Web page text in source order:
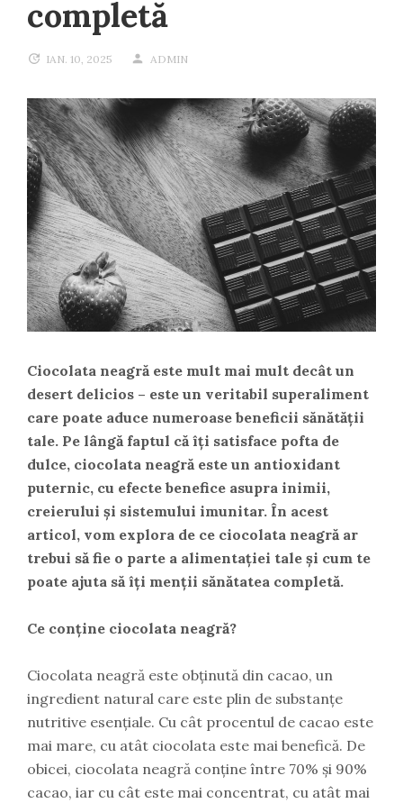
completă
IAN. 10, 2025 ADMIN
Ciocolata neagră este mult mai mult decât un
desert delicios – este un veritabil superaliment
care poate aduce numeroase beneficii sănătății
tale. Pe lângă faptul că îți satisface pofta de
dulce, ciocolata neagră este un antioxidant
puternic, cu efecte benefice asupra inimii,
creierului și sistemului imunitar. În acest
articol, vom explora de ce ciocolata neagră ar
trebui să fie o parte a alimentației tale și cum te
poate ajuta să îți menții sănătatea completă.
Ce conține ciocolata neagră?
Ciocolata neagră este obținută din cacao, un
ingredient natural care este plin de substanțe
nutritive esențiale. Cu cât procentul de cacao este
mai mare, cu atât ciocolata este mai benefică. De
obicei, ciocolata neagră conține între 70% și 90%
cacao, iar cu cât este mai concentrat, cu atât mai